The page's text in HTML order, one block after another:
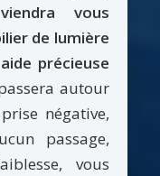
vous
de lumière
précieuse
autour
négative,
passage,
vous